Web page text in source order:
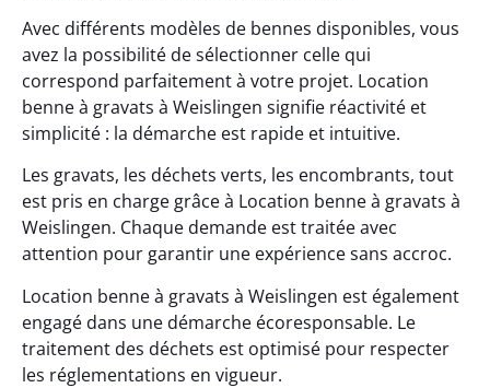
Avec différents modèles de bennes disponibles, vous
avez la possibilité de sélectionner celle qui
correspond parfaitement à votre projet. Location
benne à gravats à Weislingen signifie réactivité et
simplicité : la démarche est rapide et intuitive.
Les gravats, les déchets verts, les encombrants, tout
est pris en charge grâce à Location benne à gravats à
Weislingen. Chaque demande est traitée avec
attention pour garantir une expérience sans accroc.
Location benne à gravats à Weislingen est également
engagé dans une démarche écoresponsable. Le
traitement des déchets est optimisé pour respecter
les réglementations en vigueur.